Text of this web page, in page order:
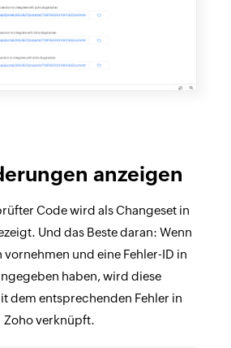
anzeigen
Code wird als Changeset in
Und das Beste daran: Wenn
vornehmen und eine Fehler-ID in
haben, wird diese
dem entsprechenden Fehler in
Zoho verknüpft.